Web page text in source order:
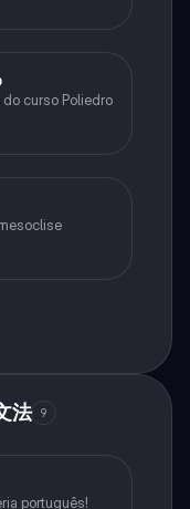
curso Poliedro
法 9
português!